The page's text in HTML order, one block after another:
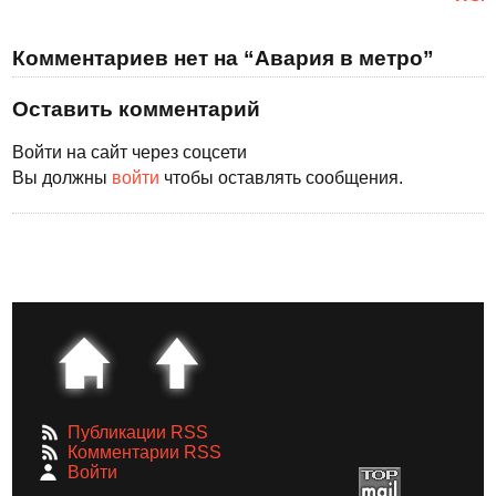
Комментариев нет на “Авария в метро”
Оставить комментарий
Войти на сайт через соцсети
Вы должны войти чтобы оставлять сообщения.
Публикации RSS
Комментарии RSS
Войти